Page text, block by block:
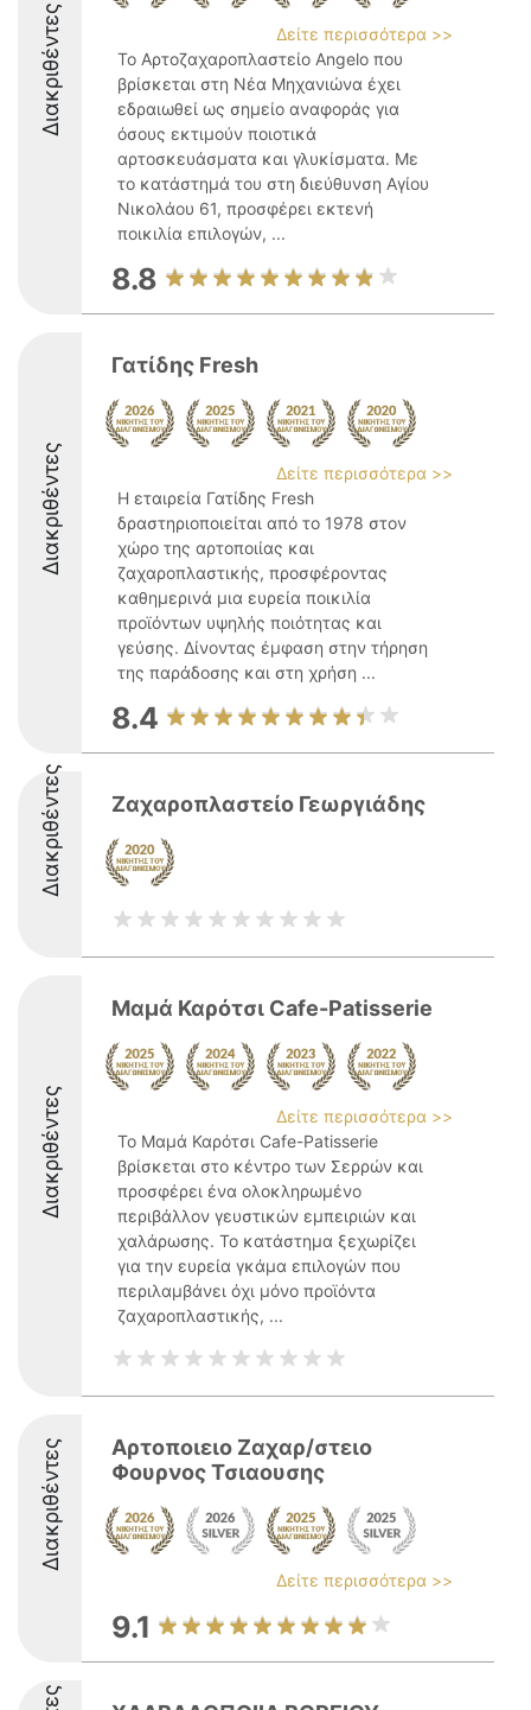
Διακριθέντες
Δείτε περισσότερα >>
Το Αρτοζαχαροπλαστείο Angelo που
βρίσκεται στη Νέα Μηχανιώνα έχει
εδραιωθεί ως σημείο αναφοράς για
όσους εκτιμούν ποιοτικά
αρτοσκευάσματα και γλυκίσματα. Με
το κατάστημά του στη διεύθυνση Αγίου
Νικολάου 61, προσφέρει εκτενή
ποικιλία επιλογών, ...
8.8
Διακριθέντες
Γατίδης Fresh
Δείτε περισσότερα >>
Η εταιρεία Γατίδης Fresh
δραστηριοποιείται από το 1978 στον
χώρο της αρτοποιίας και
ζαχαροπλαστικής, προσφέροντας
καθημερινά μια ευρεία ποικιλία
προϊόντων υψηλής ποιότητας και
γεύσης. Δίνοντας έμφαση στην τήρηση
της παράδοσης και στη χρήση ...
8.4
Διακριθέντες Ζαχαροπλαστείο Γεωργιάδης
Διακριθέντες
Μαμά Καρότσι Cafe-Patisserie
Δείτε περισσότερα >>
Το Μαμά Καρότσι Cafe-Patisserie
βρίσκεται στο κέντρο των Σερρών και
προσφέρει ένα ολοκληρωμένο
περιβάλλον γευστικών εμπειριών και
χαλάρωσης. Το κατάστημα ξεχωρίζει
για την ευρεία γκάμα επιλογών που
περιλαμβάνει όχι μόνο προϊόντα
ζαχαροπλαστικής, ...
Διακριθέντες
Αρτοποιειο Ζαχαρ/στειο
Φουρνος Τσιαουσης
Δείτε περισσότερα >>
9.1